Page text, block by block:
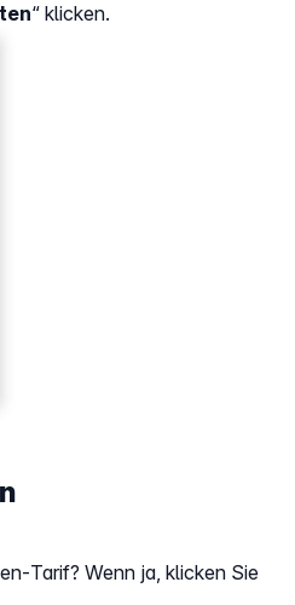
“ klicken.
Tarif? Wenn ja, klicken Sie